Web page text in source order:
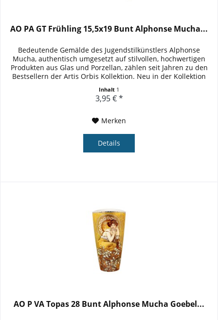
AO PA GT Frühling 15,5x19 Bunt Alphonse Mucha...
Bedeutende Gemälde des Jugendstilkünstlers Alphonse
Mucha, authentisch umgesetzt auf stilvollen, hochwertigen
Produkten aus Glas und Porzellan, zählen seit Jahren zu den
Bestsellern der Artis Orbis Kollektion. Neu in der Kollektion
Inhalt 1
3,95 € *
Merken
Details
AO P VA Topas 28 Bunt Alphonse Mucha Goebel...